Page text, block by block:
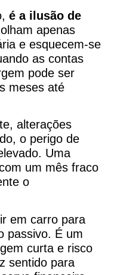
é a ilusão de
apenas
e esquecem-se
as contas
pode ser
meses até
alterações
o perigo de
Uma
um mês fraco
o
em carro para
passivo. É um
curta e risco
sentido para